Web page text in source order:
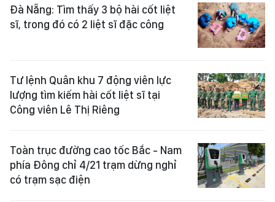
Đà Nẵng: Tìm thấy 3 bộ hài cốt liệt
sĩ, trong đó có 2 liệt sĩ đặc công
Tư lệnh Quân khu 7 động viên lực
lượng tìm kiếm hài cốt liệt sĩ tại
Công viên Lê Thị Riêng
Toàn trục đường cao tốc Bắc - Nam
phía Đông chỉ 4/21 trạm dừng nghỉ
có trạm sạc điện